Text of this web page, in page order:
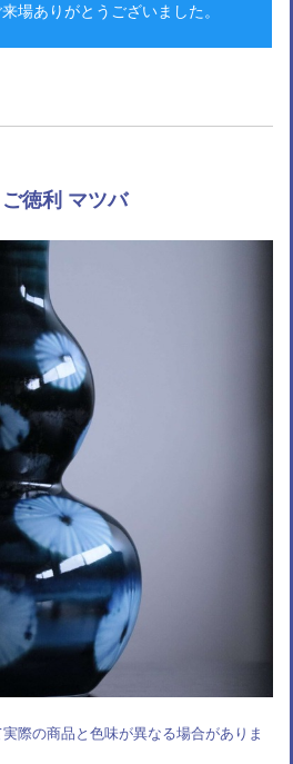
場ありがとうございました。
徳利 マツバ
際の商品と色味が異なる場合がありま